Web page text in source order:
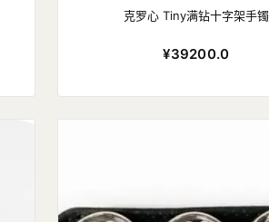
克罗心 Tiny满钻十字架手镯
¥39200.0